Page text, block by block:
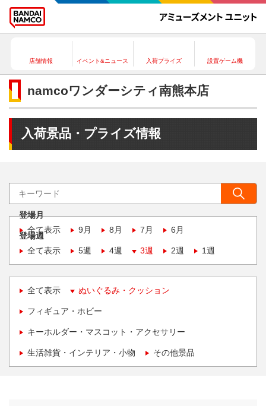
店舗情報 イベント&ニュース 入荷プライズ 設置ゲーム機
namcoワンダーシティ南熊本店
入荷景品・プライズ情報
登場月
全て表示
9月 8月 7月 6月
登場週
全て表示
5週 4週 3週 2週 1週
全て表示 ぬいぐるみ・クッション
フィギュア・ホビー
キーホルダー・マスコット・アクセサリー
生活雑貨・インテリア・小物 その他景品